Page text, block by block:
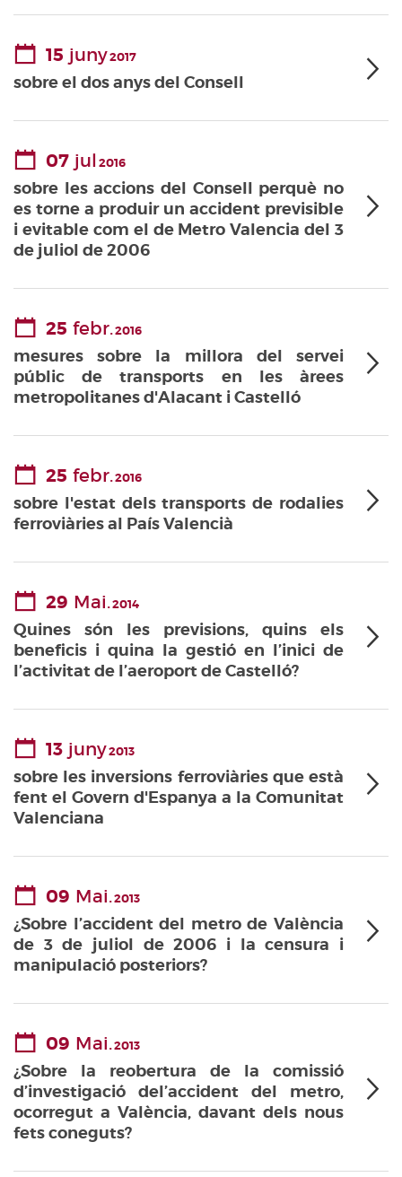
15 juny2017
sobre el dos anys del Consell
07 jul2016
sobre les accions del Consell perquè no
es torne a produir un accident previsible
i evitable com el de Metro Valencia del 3
de juliol de 2006
25 febr.2016
mesures sobre la millora del servei
públic de transports en les àrees
metropolitanes d'Alacant i Castelló
25 febr.2016
sobre l'estat dels transports de rodalies
ferroviàries al País Valencià
29 Mai.2014
Quines són les previsions, quins els
beneficis i quina la gestió en l’inici de
l’activitat de l’aeroport de Castelló?
13 juny2013
sobre les inversions ferroviàries que està
fent el Govern d'Espanya a la Comunitat
Valenciana
09 Mai.2013
¿Sobre l’accident del metro de València
de 3 de juliol de 2006 i la censura i
manipulació posteriors?
09 Mai.2013
¿Sobre la reobertura de la comissió
d’investigació del’accident del metro,
ocorregut a València, davant dels nous
fets coneguts?